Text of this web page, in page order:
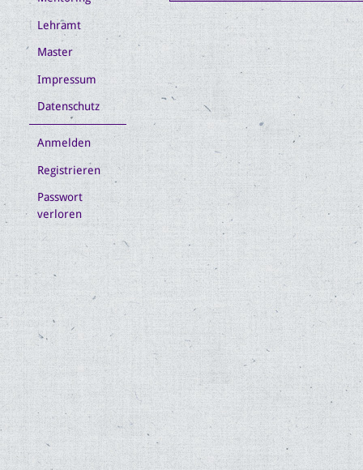
Lehramt
Master
Impressum
Datenschutz
Anmelden
Registrieren
Passwort
verloren